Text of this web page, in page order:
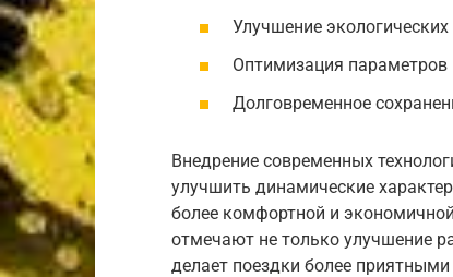
Улучшение экологических
Оптимизация параметров
Долговременное
Внедрение современных
улучшить динамические
более комфортной и
отмечают не только улучшение
делает поездки более